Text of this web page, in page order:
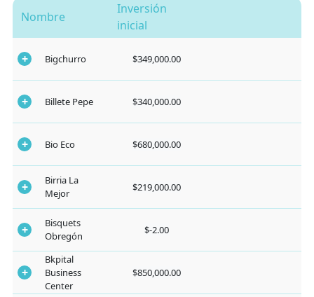
Nombre
Inversión
inicial
Bigchurro $349,000.00
Billete Pepe $340,000.00
Bio Eco $680,000.00
Birria La
Mejor
$219,000.00
Bisquets
Obregón
$-2.00
Bkpital
Business
Center
$850,000.00